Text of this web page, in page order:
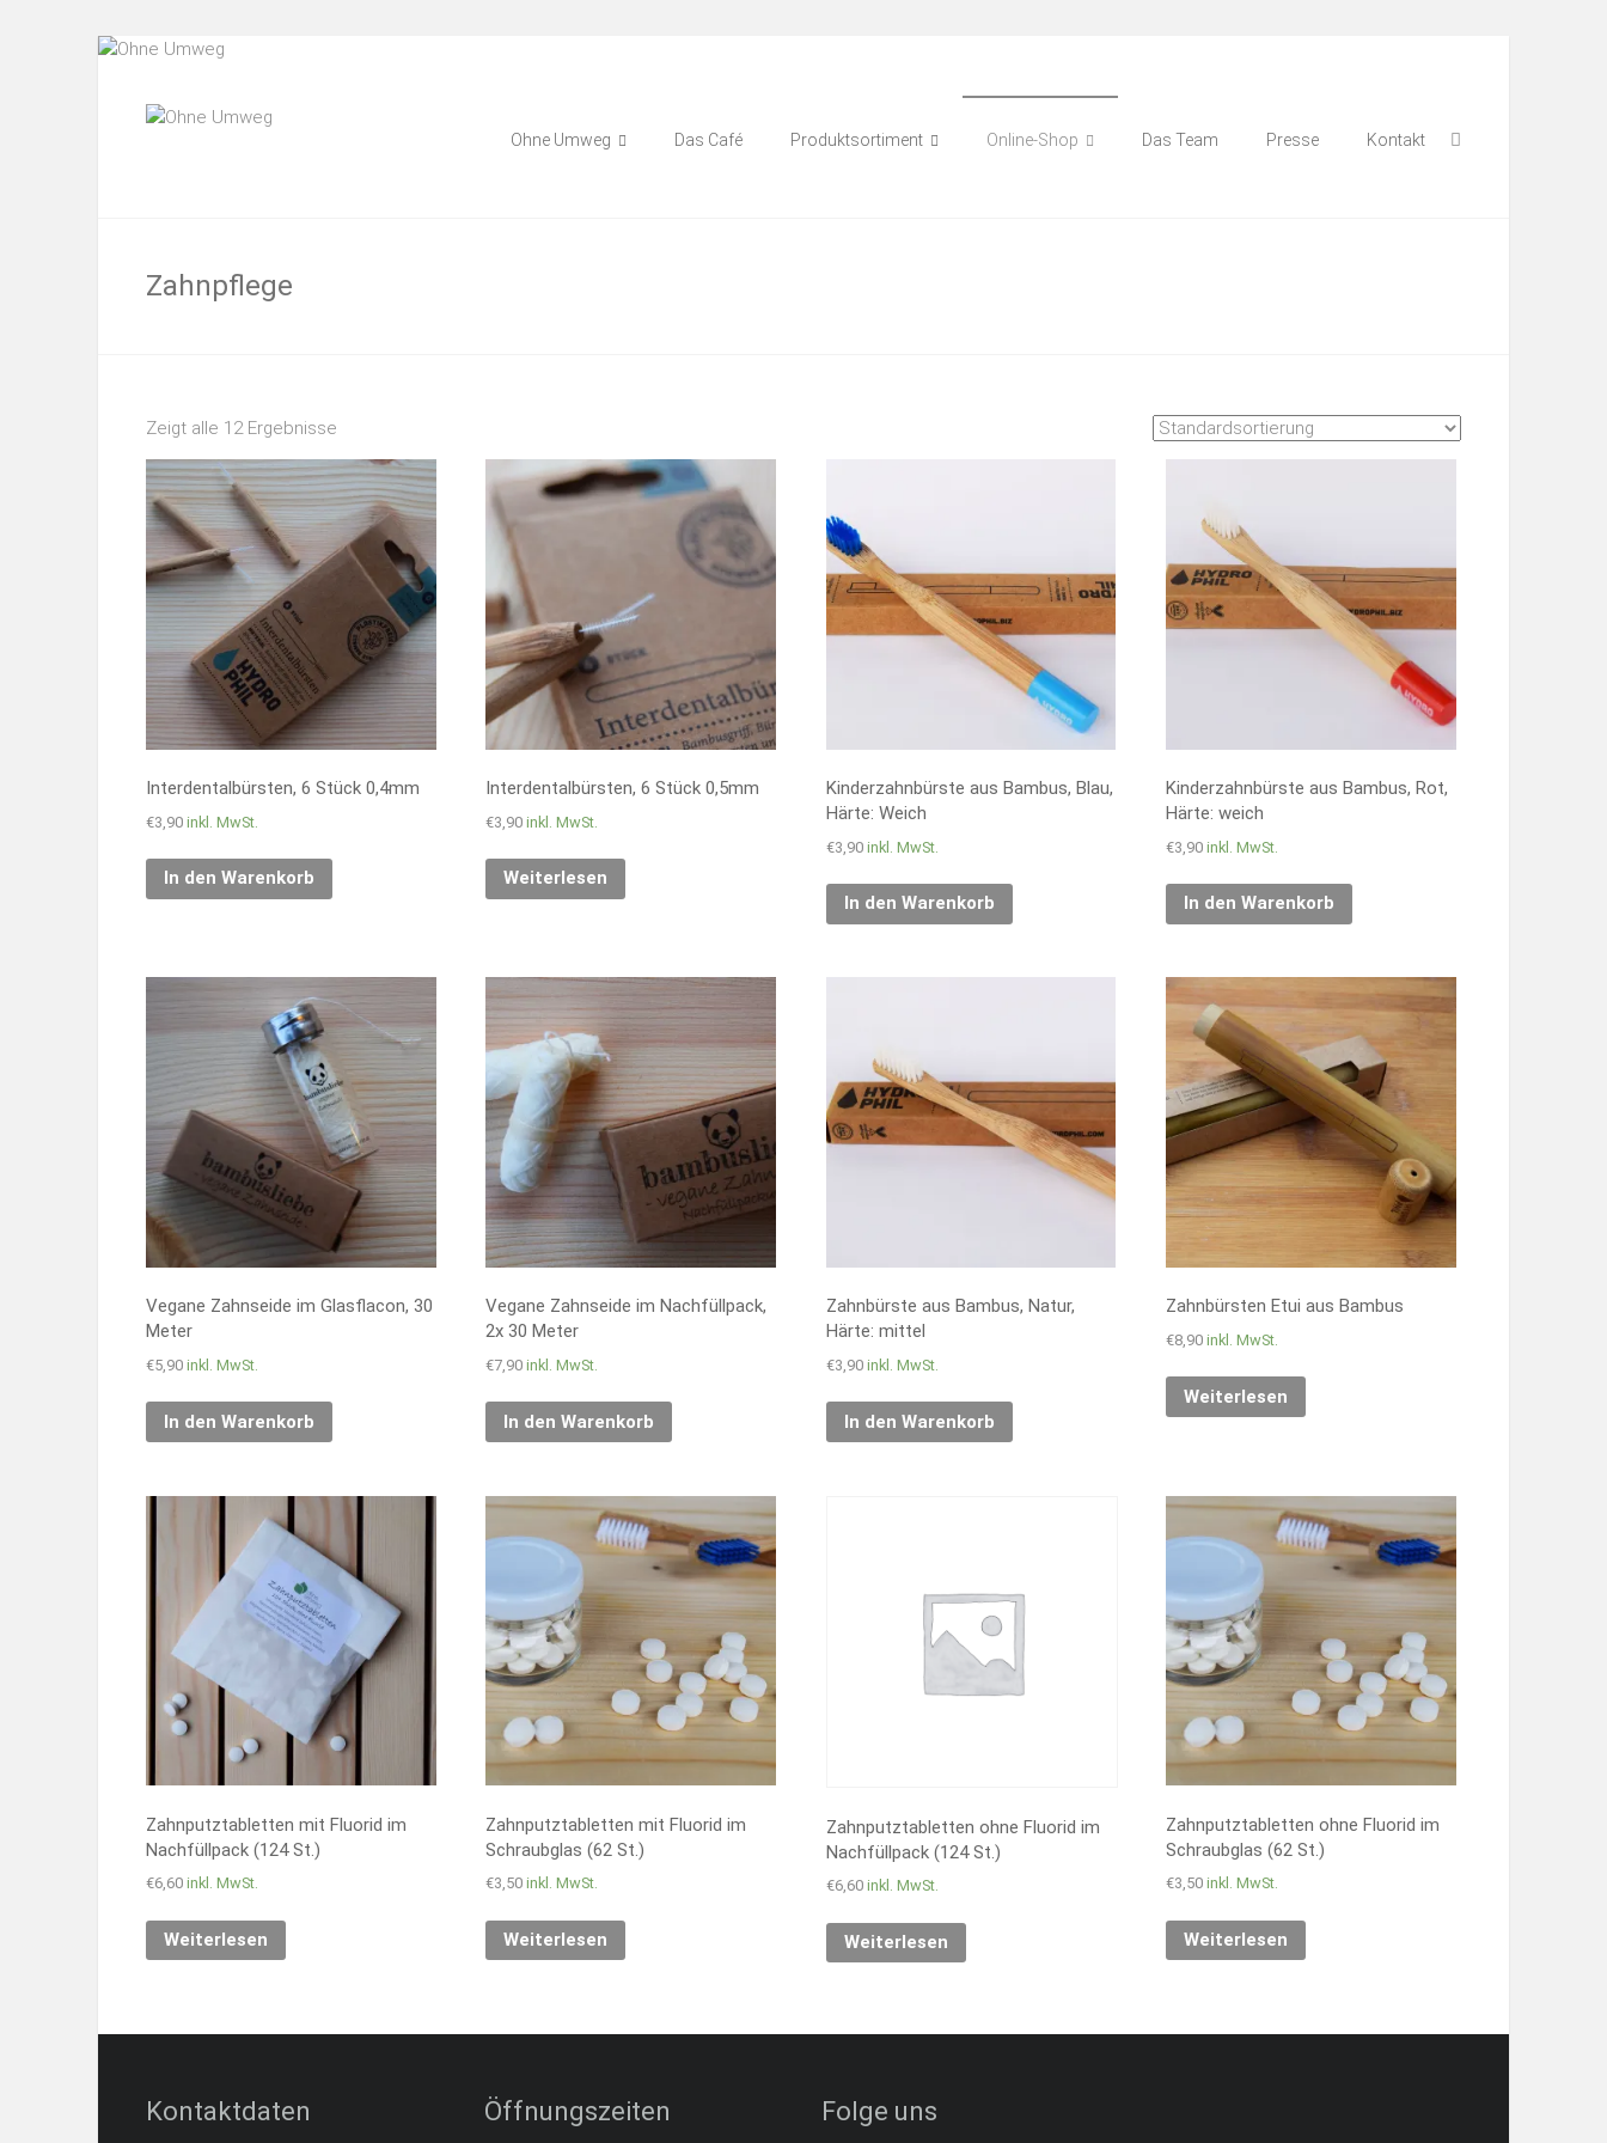
Ohne UmwegOhne Umweg Das Café Produktsortiment Online-Shop Das Team Presse Kontakt
Zahnpflege
Zeigt alle 12 Ergebnisse
Interdentalbürsten, 6 Stück 0,4mm
€3,90 inkl. MwSt.
In den Warenkorb
Interdentalbürsten, 6 Stück 0,5mm
€3,90 inkl. MwSt.
Weiterlesen
Kinderzahnbürste aus Bambus, Blau,
Härte: Weich
€3,90 inkl. MwSt.
In den Warenkorb
Kinderzahnbürste aus Bambus, Rot,
Härte: weich
€3,90 inkl. MwSt.
In den Warenkorb
Vegane Zahnseide im Glasflacon, 30
Meter
€5,90 inkl. MwSt.
In den Warenkorb
Vegane Zahnseide im Nachfüllpack,
2x 30 Meter
€7,90 inkl. MwSt.
In den Warenkorb
Zahnbürste aus Bambus, Natur,
Härte: mittel
€3,90 inkl. MwSt.
In den Warenkorb
Zahnbürsten Etui aus Bambus
€8,90 inkl. MwSt.
Weiterlesen
Zahnputztabletten mit Fluorid im
Nachfüllpack (124 St.)
€6,60 inkl. MwSt.
Weiterlesen
Zahnputztabletten mit Fluorid im
Schraubglas (62 St.)
€3,50 inkl. MwSt.
Weiterlesen
Zahnputztabletten ohne Fluorid im
Nachfüllpack (124 St.)
€6,60 inkl. MwSt.
Weiterlesen
Zahnputztabletten ohne Fluorid im
Schraubglas (62 St.)
€3,50 inkl. MwSt.
Weiterlesen
Kontaktdaten Öffnungszeiten Folge uns